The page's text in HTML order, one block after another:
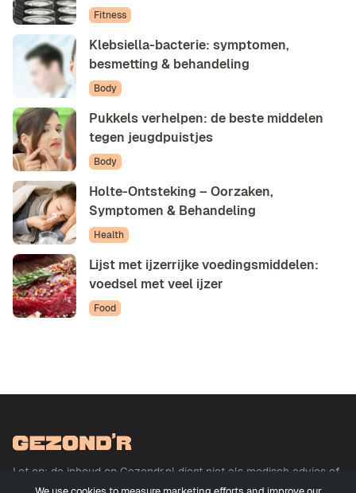
Fitness
Klebsiella-bacterie: symptomen,
besmetting & behandeling
Body
Pukkels verhelpen: de beste middelen
tegen jeugdpuistjes
Body
Holte-Ontsteking – Oorzaken,
Symptomen & Behandeling
Health
Lijst met ijzerrijke voedingsmiddelen:
voedsel met veel ijzer
Food
Let op: de inhoud op Gezondr.nl dient niet als medisch advies of
basis voor medisch advies en betreft geen uitoefening der